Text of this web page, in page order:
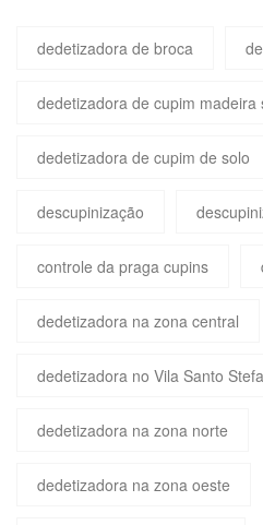
dedetizadora de broca
dedetizadora de cupim madeira
dedetizadora de cupim de solo
descupinização
controle da praga cupins
dedetizadora na zona central
dedetizadora no Vila Santo
dedetizadora na zona norte
dedetizadora na zona oeste